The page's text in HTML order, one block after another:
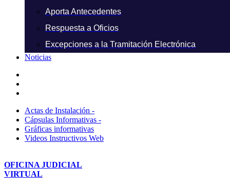
Aporta Antecedentes
Respuesta a Oficios
Excepciones a la Tramitación Electrónica
Noticias
Actas de Instalación -
Cápsulas Informativas -
Gráficas informativas
Videos Instructivos Web
OFICINA JUDICIAL
VIRTUAL